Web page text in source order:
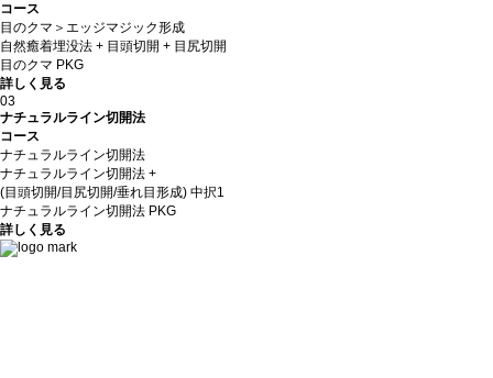
コース
目のクマ＞エッジマジック形成
自然癒着埋没法 + 目頭切開 + 目尻切開
目のクマ PKG
詳しく見る
03
ナチュラルライン切開法
コース
ナチュラルライン切開法
ナチュラルライン切開法 +
(目頭切開/目尻切開/垂れ目形成) 中択1
ナチュラルライン切開法 PKG
詳しく見る